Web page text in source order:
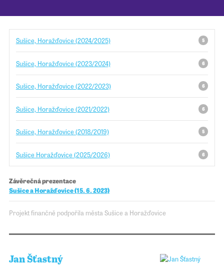
Příběhy našich sousedů
Sušice, Horažďovice (2024/2025) 5
Sušice, Horažďovice (2023/2024) 6
Sušice, Horažďovice (2022/2023) 6
Sušice, Horažďovice (2021/2022) 6
Sušice, Horažďovice (2018/2019) 5
Sušice Horažďovice (2025/2026) 6
Závěrečná prezentace
Sušice a Horažďovice (15. 6. 2023)
Projekt finančně podpořila města Sušice a Horažďovice
Jan Šťastný